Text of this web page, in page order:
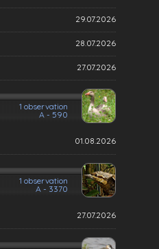
29.07.2026
28.07.2026
27.07.2026
1 observation
A - 590
01.08.2026
1 observation
A - 3370
27.07.2026